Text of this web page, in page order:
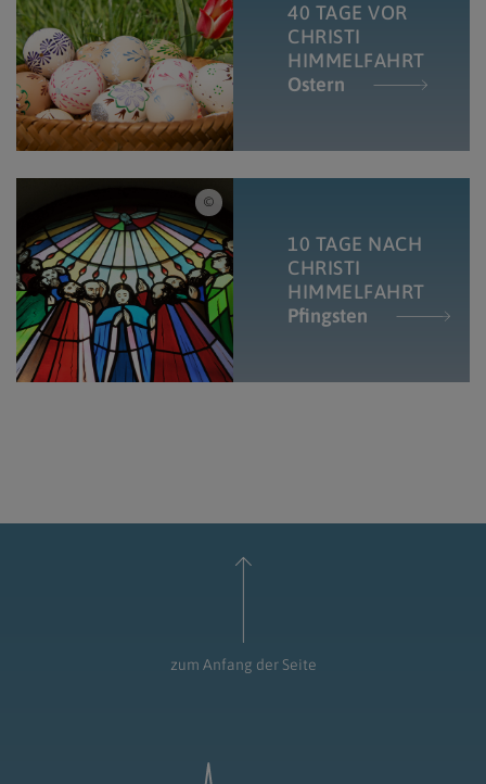
40 TAGE VOR
CHRISTI
HIMMELFAHRT
Ostern
10 TAGE NACH
CHRISTI
HIMMELFAHRT
Pfingsten
zum Anfang der Seite